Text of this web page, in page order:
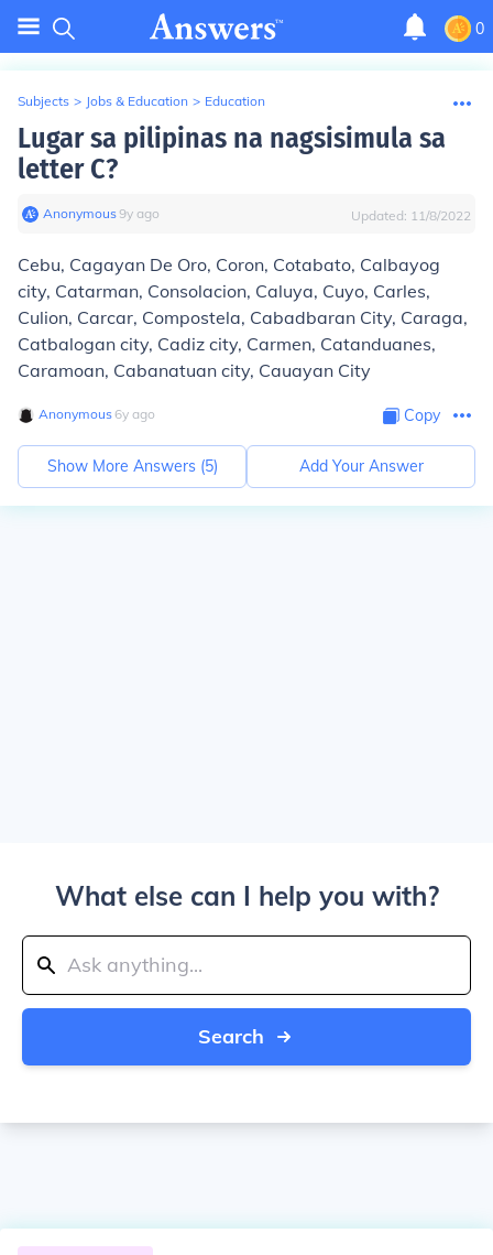
0
Subjects > Jobs & Education > Education
Lugar sa pilipinas na nagsisimula sa
letter C?
Anonymous∙9y ago Updated: 11/8/2022
Cebu, Cagayan De Oro, Coron, Cotabato, Calbayog
city, Catarman, Consolacion, Caluya, Cuyo, Carles,
Culion, Carcar, Compostela, Cabadbaran City, Caraga,
Catbalogan city, Cadiz city, Carmen, Catanduanes,
Caramoan, Cabanatuan city, Cauayan City
Anonymous∙ 6y ago Copy
Show More Answers (5) Add Your Answer
What else can I help you with?
Search